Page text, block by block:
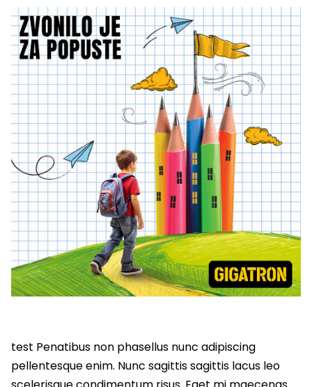
test Penatibus non phasellus nunc adipiscing
pellentesque enim. Nunc sagittis sagittis lacus leo